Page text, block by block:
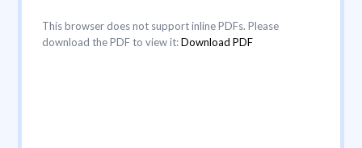
This browser does not support inline PDFs. Please
download the PDF to view it:Download PDF